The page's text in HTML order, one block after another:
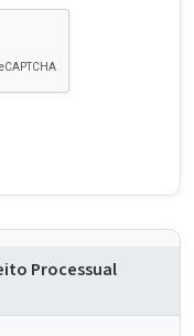
Processual